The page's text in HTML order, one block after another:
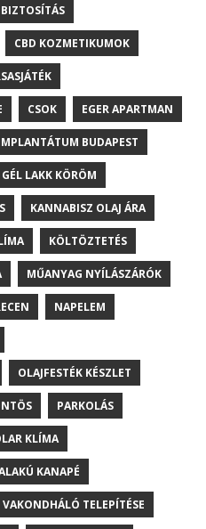
BIZTOSÍTÁS
CBD KOZMETIKUMOK
CSOK EGER APARTMAN
BUDAPEST
GÉL LAKK KÖRÖM
KANNABISZ OLAJ ÁRA
KÖLTÖZTETÉS
MŰANYAG NYÍLÁSZÁRÓK
NAPELEM
OLAJFESTÉK KÉSZLET
PARKOLÁS
KLÍMA
KANAPÉ
VAKONDHÁLÓ TELEPÍTÉSE